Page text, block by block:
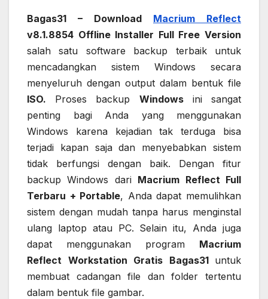
Bagas31 – Download Macrium Reflect
v8.1.8854 Offline Installer Full Free Version
salah satu software backup terbaik untuk
mencadangkan sistem Windows secara
menyeluruh dengan output dalam bentuk file
ISO. Proses backup Windowsini sangat
penting bagi Anda yang menggunakan
Windows karena kejadian tak terduga bisa
terjadi kapan saja dan menyebabkan sistem
tidak berfungsi dengan baik. Dengan fitur
backup Windows dari Macrium Reflect Full
Terbaru + Portable, Anda dapat memulihkan
sistem dengan mudah tanpa harus menginstal
ulang laptop atau PC. Selain itu, Anda juga
dapat menggunakan program Macrium
Reflect Workstation Gratis Bagas31 untuk
membuat cadangan file dan folder tertentu
dalam bentuk file gambar.